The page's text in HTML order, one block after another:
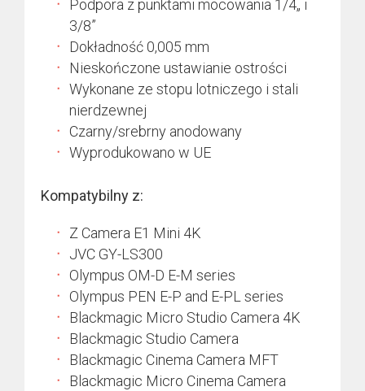
Podpora z punktami mocowania 1/4„ i
3/8”
Dokładność 0,005 mm
Nieskończone ustawianie ostrości
Wykonane ze stopu lotniczego i stali
nierdzewnej
Czarny/srebrny anodowany
Wyprodukowano w UE
Kompatybilny z:
Z Camera E1 Mini 4K
JVC GY-LS300
Olympus OM-D E-M series
Olympus PEN E-P and E-PL series
Blackmagic Micro Studio Camera 4K
Blackmagic Studio Camera
Blackmagic Cinema Camera MFT
Blackmagic Micro Cinema Camera